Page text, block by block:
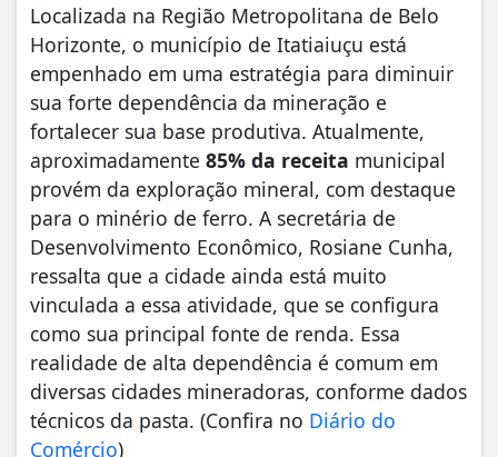
Localizada na Região Metropolitana de Belo
Horizonte, o município de Itatiaiuçu está
empenhado em uma estratégia para diminuir
sua forte dependência da mineração e
fortalecer sua base produtiva. Atualmente,
aproximadamente 85% da receita municipal
provém da exploração mineral, com destaque
para o minério de ferro. A secretária de
Desenvolvimento Econômico, Rosiane Cunha,
ressalta que a cidade ainda está muito
vinculada a essa atividade, que se configura
como sua principal fonte de renda. Essa
realidade de alta dependência é comum em
diversas cidades mineradoras, conforme dados
técnicos da pasta. (Confira no Diário do
Comércio)